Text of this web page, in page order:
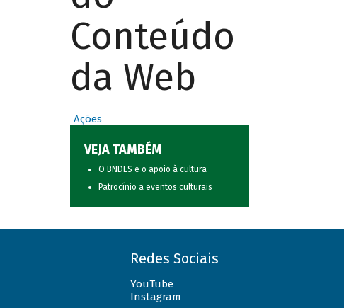
Conteúdo
da Web
Ações
VEJA TAMBÉM
O BNDES e o apoio à cultura
Patrocínio a eventos culturais
Redes Sociais
YouTube
Instagram